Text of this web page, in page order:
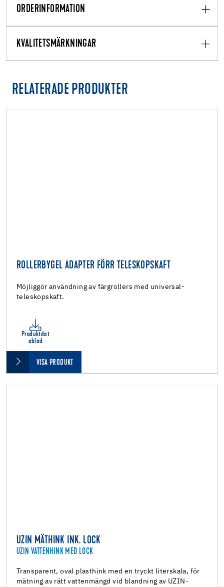
ORDERINFORMATION
KVALITETSMÄRKNINGAR
RELATERADE PRODUKTER
ROLLERBYGEL ADAPTER FÖRR TELESKOPSKAFT
Möjliggör användning av färgrollers med universal-
teleskopskaft.
Produktdat
ablad
VISA PRODUKT
UZIN MÄTHINK INK. LOCK
UZIN VATTENHINK MED LOCK
Transparent, oval plasthink med en tryckt literskala, för
mätning av rätt vattenmängd vid blandning av UZIN-